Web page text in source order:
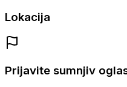
Lokacija
Prijavite sumnjiv